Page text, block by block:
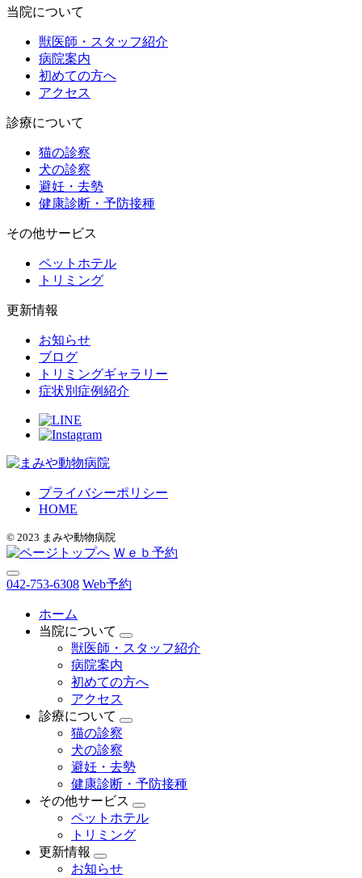
当院について
獣医師・スタッフ紹介
病院案内
初めての方へ
アクセス
診療について
猫の診察
犬の診察
避妊・去勢
健康診断・予防接種
その他サービス
ペットホテル
トリミング
更新情報
お知らせ
ブログ
トリミングギャラリー
症状別症例紹介
プライバシーポリシー
HOME
© 2023 まみや動物病院
Ｗｅｂ予約
042-753-6308 Web予約
ホーム
当院について
獣医師・スタッフ紹介
病院案内
初めての方へ
アクセス
診療について
猫の診察
犬の診察
避妊・去勢
健康診断・予防接種
その他サービス
ペットホテル
トリミング
更新情報
お知らせ